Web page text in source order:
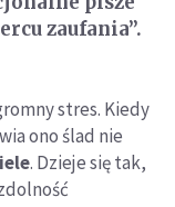
zaufania”.
stres. Kiedy
ono ślad nie
. Dzieje się tak,